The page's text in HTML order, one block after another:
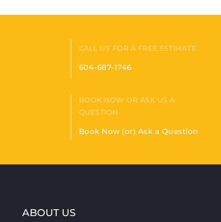
CALL US FOR A FREE ESTIMATE
604-687-1746
BOOK NOW OR ASK US A
QUESTION
Book Now (or) Ask a Question
ABOUT US